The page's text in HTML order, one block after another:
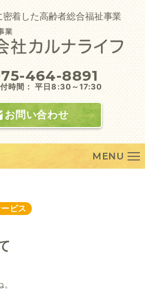
着した高齢者総合福祉事業
464-8891
時間： 平日8:30～17:30
お問い合わせ
MENU
ビス